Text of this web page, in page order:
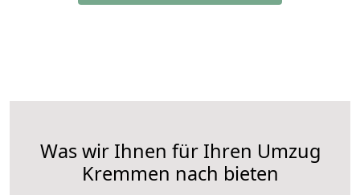
Was wir Ihnen für Ihren Umzug
Kremmen nach bieten